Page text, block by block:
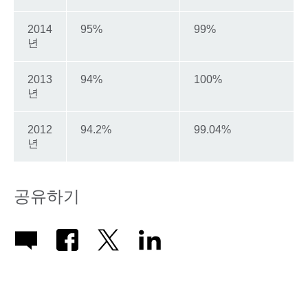
2014
년
95% 99%
2013
년
94% 100%
2012
년
94.2% 99.04%
공유하기